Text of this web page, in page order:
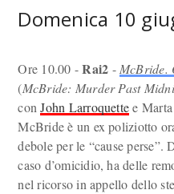
Domenica 10
Ore 10.00 -Rai2 - McBride.
(McBride: Murder Past
conJohn Larroquettee
McBride è un ex poliziotto
debole per le “cause perse”.
caso d’omicidio, ha delle
nel ricorso in appello dello